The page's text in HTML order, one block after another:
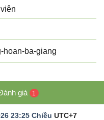
hoan-ba-giang
giá 1
23:25 Chiều UTC+7